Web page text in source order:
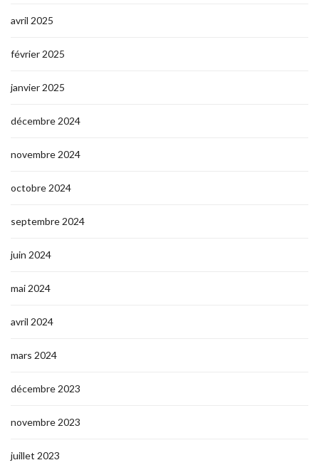
avril 2025
février 2025
janvier 2025
décembre 2024
novembre 2024
octobre 2024
septembre 2024
juin 2024
mai 2024
avril 2024
mars 2024
décembre 2023
novembre 2023
juillet 2023